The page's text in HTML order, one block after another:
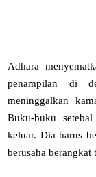
Adhara
penampilan di
meninggalkan
Buku-buku
keluar. Dia harus
berusaha